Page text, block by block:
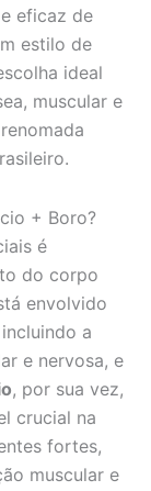
eficaz de
estilo de
ideal
muscular e
+ Boro?
é
do corpo
envolvido
a
e nervosa, e
, por sua vez,
crucial na
fortes,
muscular e